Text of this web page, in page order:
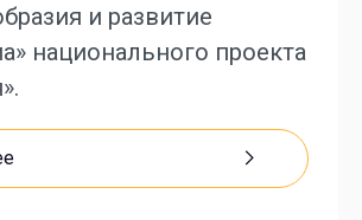
и развитие
национального проекта